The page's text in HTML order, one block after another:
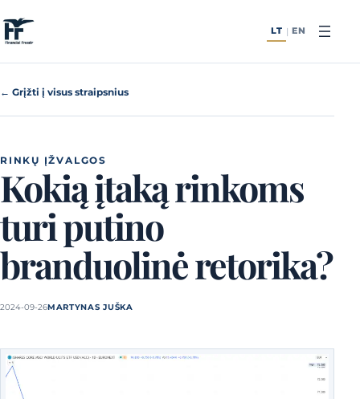
LT | EN
← Grįžti į visus straipsnius
RINKŲ ĮŽVALGOS
Kokią įtaką rinkoms
turi putino
branduolinė retorika?
2024-09-26MARTYNAS JUŠKA